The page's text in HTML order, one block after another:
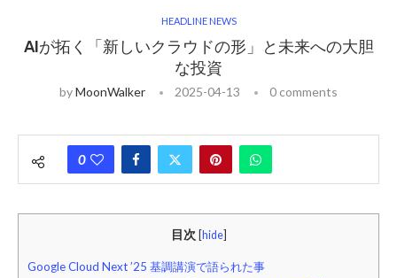
HEADLINE NEWS
AIが拓く「新しいクラウドの形」と未来への大胆
な投資
byMoonWalker 2025-04-13 0 comments
0
目次 hide]
Google Cloud Next ’25 基調講演で語られた事